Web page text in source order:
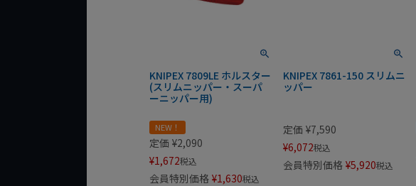
KNIPEX 7809LE ホルスター
(スリムニッパー・スーパ
ーニッパー用)
NEW！
定価 ¥2,090
¥1,672税込
会員特別価格 ¥1,630税込
KNIPEX 7861-150 スリムニ
ッパー
定価 ¥7,590
¥6,072税込
会員特別価格 ¥5,920税込